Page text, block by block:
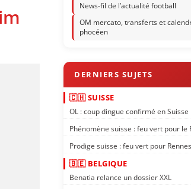
News-fil de l’actualité football
OM mercato, transferts et
phocéen
🇨🇭 SUISSE
OL : coup dingue confirmé en Suisse
Phénomène suisse : feu vert pour le
Prodige suisse : feu vert pour Rennes
🇧🇪 BELGIQUE
Benatia relance un dossier XXL